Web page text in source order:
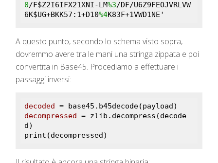
0/F$Z2I6IFX21XNI-LM%3/DF/U6Z9FEOJVRLVW
6K$UG+BKK57:1+D10%4K83F+1VWD1NE'
A questo punto, secondo lo schema visto sopra,
dovremmo avere tra le mani una stringa zippata e poi
convertita in Base45. Procediamo a effettuare i
passaggi inversi:
decoded
decompressed = zlib.decompress(decode
d)
print(decompressed)